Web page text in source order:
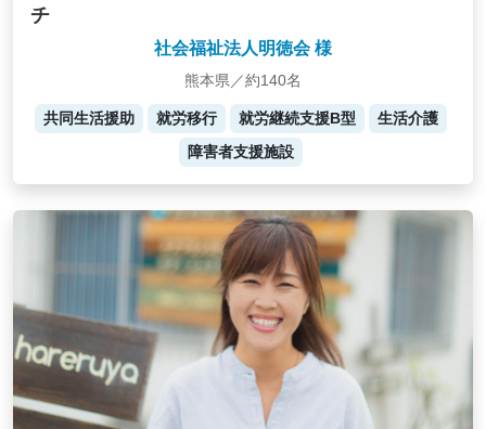
チ
社会福祉法人明徳会 様
熊本県／約140名
共同生活援助 就労移行 就労継続支援B型
生活介護
障害者支援施設